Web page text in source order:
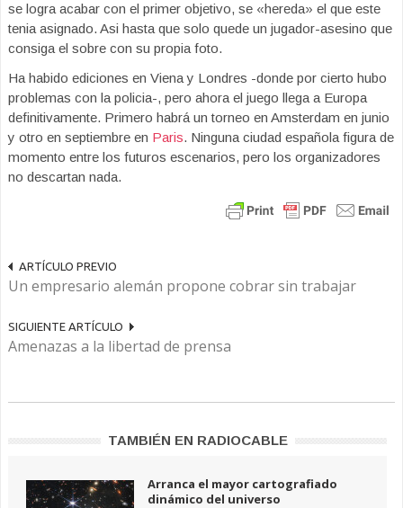
se logra acabar con el primer objetivo, se «hereda» el que este
tenia asignado. Asi hasta que solo quede un jugador-asesino que
consiga el sobre con su propia foto.
Ha habido ediciones en Viena y Londres -donde por cierto hubo
problemas con la policia-, pero ahora el juego llega a Europa
definitivamente. Primero habrá un torneo en Amsterdam en junio
y otro en septiembre en Paris. Ninguna ciudad española figura de
momento entre los futuros escenarios, pero los organizadores
no descartan nada.
ARTÍCULO PREVIO
Un empresario alemán propone cobrar sin trabajar
SIGUIENTE ARTÍCULO
Amenazas a la libertad de prensa
TAMBIÉN EN RADIOCABLE
Arranca el mayor cartografiado
dinámico del universo